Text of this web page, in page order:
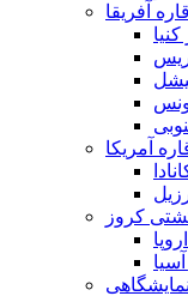
آفریقا
کنیا
آمریکا
کروز